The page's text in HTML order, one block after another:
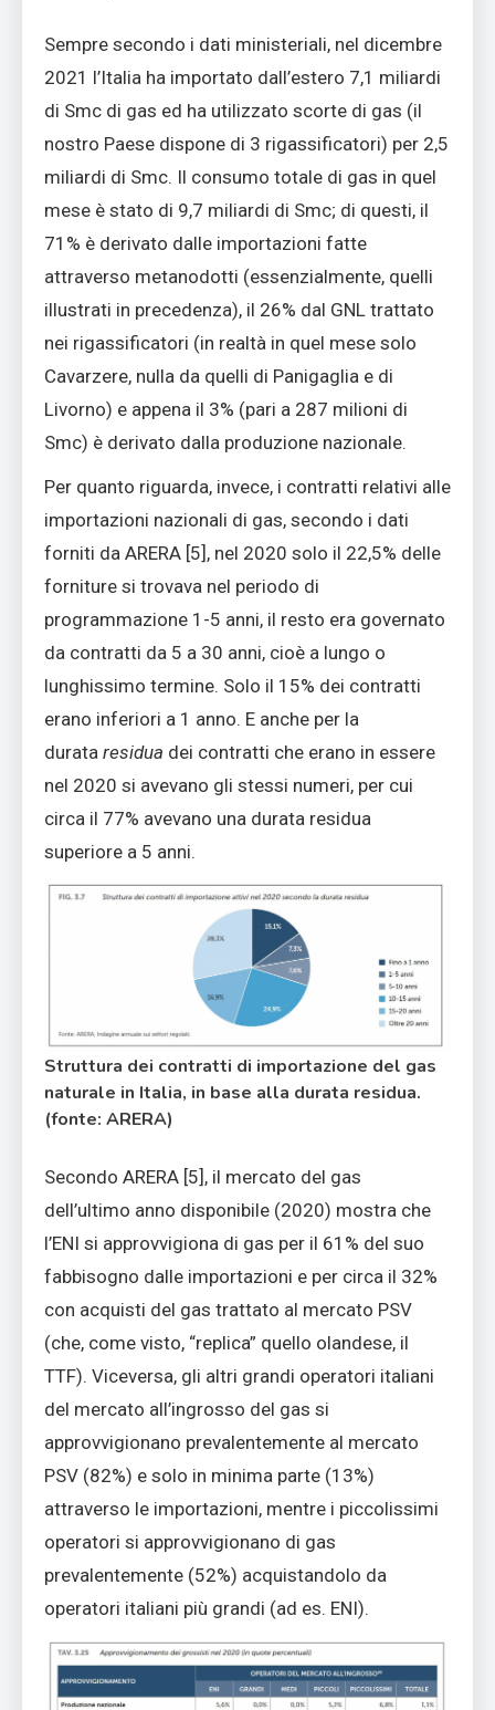
Sempre secondo i dati ministeriali, nel dicembre
2021 l’Italia ha importato dall’estero 7,1 miliardi
di Smc di gas ed ha utilizzato scorte di gas (il
nostro Paese dispone di 3 rigassificatori) per 2,5
miliardi di Smc. Il consumo totale di gas in quel
mese è stato di 9,7 miliardi di Smc; di questi, il
71% è derivato dalle importazioni fatte
attraverso metanodotti (essenzialmente, quelli
illustrati in precedenza), il 26% dal GNL trattato
nei rigassificatori (in realtà in quel mese solo
Cavarzere, nulla da quelli di Panigaglia e di
Livorno) e appena il 3% (pari a 287 milioni di
Smc) è derivato dalla produzione nazionale.
Per quanto riguarda, invece, i contratti relativi alle
importazioni nazionali di gas, secondo i dati
forniti da ARERA [5], nel 2020 solo il 22,5% delle
forniture si trovava nel periodo di
programmazione 1-5 anni, il resto era governato
da contratti da 5 a 30 anni, cioè a lungo o
lunghissimo termine. Solo il 15% dei contratti
erano inferiori a 1 anno. E anche per la
durata residua dei contratti che erano in essere
nel 2020 si avevano gli stessi numeri, per cui
circa il 77% avevano una durata residua
superiore a 5 anni.
Struttura dei contratti di importazione del gas
naturale in Italia, in base alla durata residua.
(fonte: ARERA)
Secondo ARERA [5], il mercato del gas
dell’ultimo anno disponibile (2020) mostra che
l’ENI si approvvigiona di gas per il 61% del suo
fabbisogno dalle importazioni e per circa il 32%
con acquisti del gas trattato al mercato PSV
(che, come visto, “replica” quello olandese, il
TTF). Viceversa, gli altri grandi operatori italiani
del mercato all’ingrosso del gas si
approvvigionano prevalentemente al mercato
PSV (82%) e solo in minima parte (13%)
attraverso le importazioni, mentre i piccolissimi
operatori si approvvigionano di gas
prevalentemente (52%) acquistandolo da
operatori italiani più grandi (ad es. ENI).